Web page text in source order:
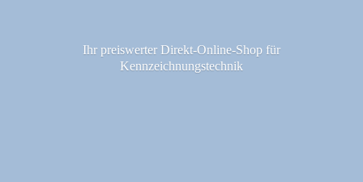
Ihr preiswerter Direkt-Online-Shop für
Kennzeichnungstechnik